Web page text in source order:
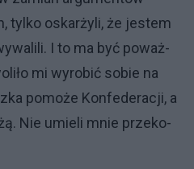
tyl­ko oskar­ży­li, że je­stem
I to ma być po­waż­
mi wy­ro­bić so­bie na
po­mo­że Kon­fe­de­ra­cji, a
Nie umie­li mnie prze­ko­